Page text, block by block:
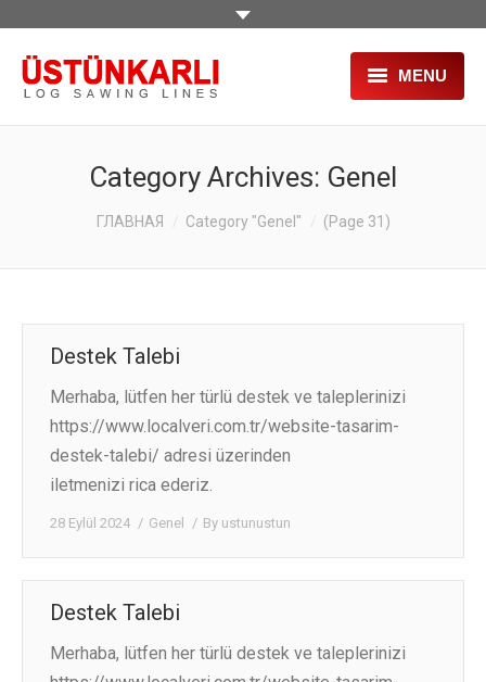
MENU
О НАС
ПРОДУКЦИЯ
ВЫСТАВКИ
HR
КОНТАКТЫ
Category Archives: Genel
You are here:ГЛАВНАЯ Category "Genel" (Page 31)
Destek Talebi
Merhaba, lütfen her türlü destek ve taleplerinizi
https://www.localveri.com.tr/website-tasarim-
destek-talebi/ adresi üzerinden
iletmenizi rica ederiz.
28 Eylül 2024 Genel By ustunustun
Destek Talebi
Merhaba, lütfen her türlü destek ve taleplerinizi